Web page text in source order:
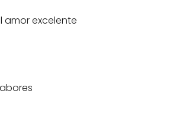
amor excelente